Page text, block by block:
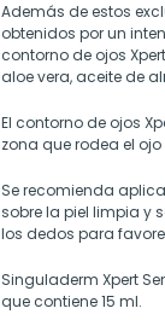
Además de estos
obtenidos por un
contorno de ojos
aloe vera, aceite de
El contorno de ojos
zona que rodea el
Se recomienda
sobre la piel limpia y
los dedos para
Singuladerm Xpert
que contiene 15 ml.